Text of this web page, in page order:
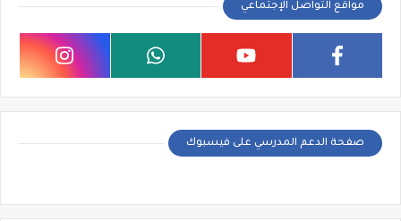
مواقع التواصل الإجتماعي
صفحة الدعم المدرسي على فيسبوك